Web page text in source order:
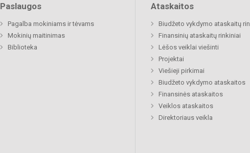
Paslaugos
Pagalba mokiniams ir tėvams
Mokinių maitinimas
Biblioteka
Ataskaitos
Biudžeto vykdymo ataskaitų
Finansinių ataskaitų rinkiniai
Lėšos veiklai viešinti
Projektai
Viešieji pirkimai
Biudžeto vykdymo ataskaitos
Finansinės ataskaitos
Veiklos ataskaitos
Direktoriaus veikla